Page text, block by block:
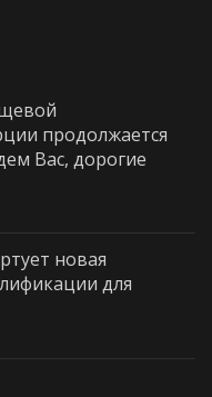
продолжается
Вас, дорогие
новая
для